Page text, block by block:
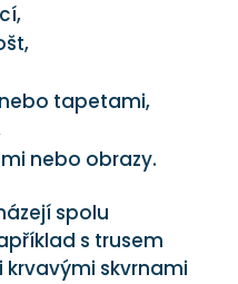
tapetami,
nebo obrazy.
spolu
s trusem
skvrnami